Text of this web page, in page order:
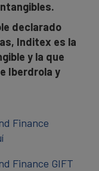
declarado
Inditex es la
y la que
Iberdrola y
Finance
Finance GIFT